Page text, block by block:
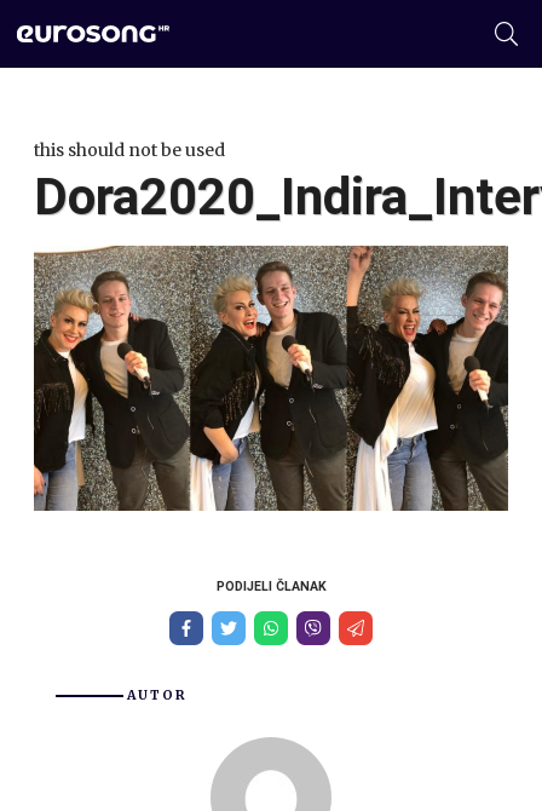
this should not be used
PODIJELI ČLANAK
AUTOR